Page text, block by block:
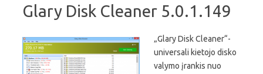
Glary Disk Cleaner 5.0.1.149
„Glary Disk Cleaner“-
universali kietojo disko
valymo įrankis nuo